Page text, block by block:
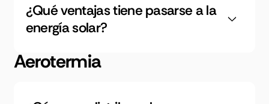
¿Qué ventajas tiene pasarse a la
energía solar?
Aerotermia